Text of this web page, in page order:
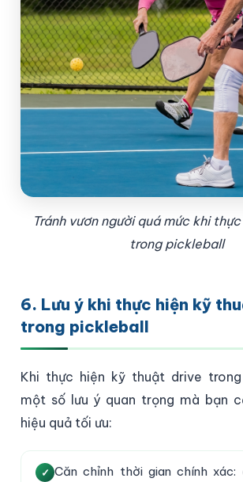
Tránh vươn người quá mức khi
trong pickleball
6. Lưu ý khi thực hiện kỹ
trong pickleball
Khi thực hiện kỹ thuật drive
một số lưu ý quan trọng mà bạn
hiệu quả tối ưu:
Căn chỉnh thời gian chính xác: